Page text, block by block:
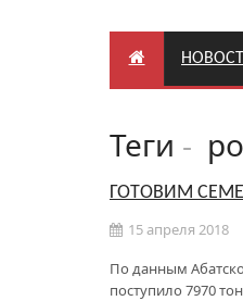
Теги -
ГОТОВИМ
15 апреля 2018
По данным
поступило 7970